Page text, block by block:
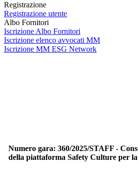
Registrazione
Registrazione utente
Albo Fornitori
Iscrizione Albo Fornitori
Iscrizione elenco avvocati MM
Iscrizione MM ESG Network
Numero gara: 360/2025/STAFF -
della piattaforma Safety Culture per